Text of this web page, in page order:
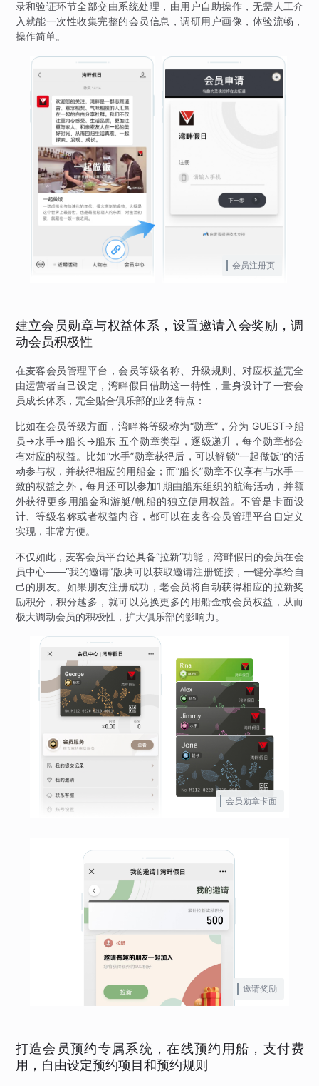
录和验证环节全部交由系统处理，由用户自助操作，无需人工介
入就能一次性收集完整的会员信息，调研用户画像，体验流畅，
操作简单。
会员注册页
建立会员勋章与权益体系，设置邀请入会奖励，调
动会员积极性
在麦客会员管理平台，会员等级名称、升级规则、对应权益完全
由运营者自己设定，湾畔假日借助这一特性，量身设计了一套会
员成长体系，完全贴合俱乐部的业务特点：
比如在会员等级方面，湾畔将等级称为“勋章”，分为 GUEST→船
员→水手→船长→船东 五个勋章类型，逐级递升，每个勋章都会
有对应的权益。比如“水手”勋章获得后，可以解锁“一起做饭”的活
动参与权，并获得相应的用船金；而“船长”勋章不仅享有与水手一
致的权益之外，每月还可以参加1期由船东组织的航海活动，并额
外获得更多用船金和游艇/帆船的独立使用权益。不管是卡面设
计、等级名称或者权益内容，都可以在麦客会员管理平台自定义
实现，非常方便。
不仅如此，麦客会员平台还具备“拉新”功能，湾畔假日的会员在会
员中心——“我的邀请”版块可以获取邀请注册链接，一键分享给自
己的朋友。如果朋友注册成功，老会员将自动获得相应的拉新奖
励积分，积分越多，就可以兑换更多的用船金或会员权益，从而
极大调动会员的积极性，扩大俱乐部的影响力。
会员勋章卡面
邀请奖励
打造会员预约专属系统，在线预约用船，支付费
用，自由设定预约项目和预约规则